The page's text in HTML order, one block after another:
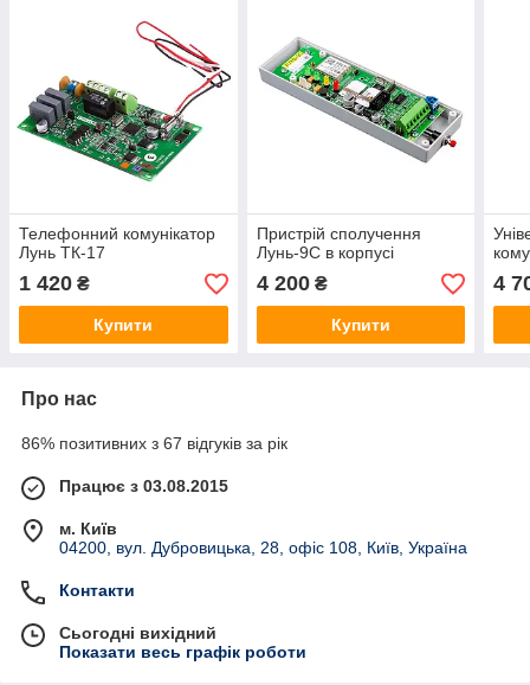
Телефонний комунікатор
Лунь ТК-17
1 420 ₴
Купити
Пристрій сполучення
Лунь-9C в корпусі
4 200₴
Купити
4
Про нас
86% позитивних з 67 відгуків за рік
Працює з 03.08.2015
м. Київ
04200, вул. Дубровицька, 28, офіс 108, Київ, Україна
Контакти
Сьогодні вихідний
Показати весь графік роботи